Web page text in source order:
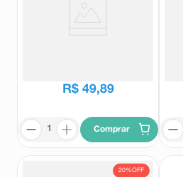
Óleo Sérum Corporal Dove Tom
R$ 49,89
Comprar
20%OFF